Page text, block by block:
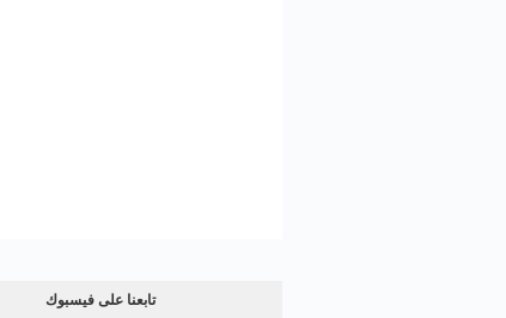
تابعنا على فيسبوك